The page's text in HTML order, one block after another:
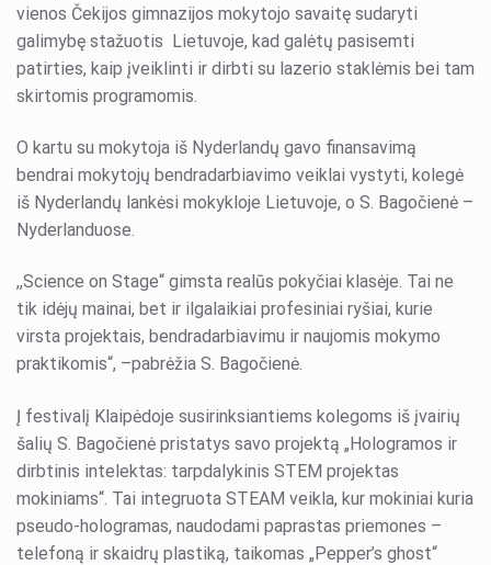
vienos Čekijos gimnazijos mokytojo savaitę sudaryti
galimybę stažuotis Lietuvoje, kad galėtų pasisemti
patirties, kaip įveiklinti ir dirbti su lazerio staklėmis bei tam
skirtomis programomis.
O kartu su mokytoja iš Nyderlandų gavo finansavimą
bendrai mokytojų bendradarbiavimo veiklai vystyti, kolegė
iš Nyderlandų lankėsi mokykloje Lietuvoje, o S. Bagočienė –
Nyderlanduose.
,,Science on Stage“ gimsta realūs pokyčiai klasėje. Tai ne
tik idėjų mainai, bet ir ilgalaikiai profesiniai ryšiai, kurie
virsta projektais, bendradarbiavimu ir naujomis mokymo
praktikomis“, –pabrėžia S. Bagočienė.
Į festivalį Klaipėdoje susirinksiantiems kolegoms iš įvairių
šalių S. Bagočienė pristatys savo projektą „Hologramos ir
dirbtinis intelektas: tarpdalykinis STEM projektas
mokiniams“. Tai integruota STEAM veikla, kur mokiniai kuria
pseudo-hologramas, naudodami paprastas priemones –
telefoną ir skaidrų plastiką, taikomas „Pepper’s ghost“